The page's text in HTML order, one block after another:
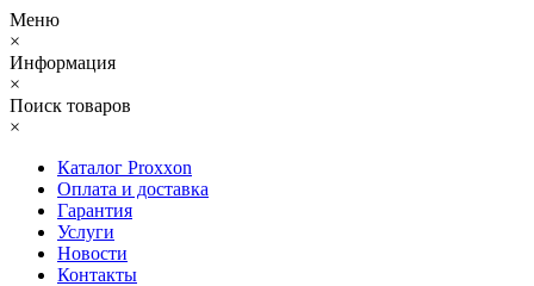
Меню
×
Информация
×
Поиск товаров
×
Каталог Proxxon
Оплата и доставка
Гарантия
Услуги
Новости
Контакты